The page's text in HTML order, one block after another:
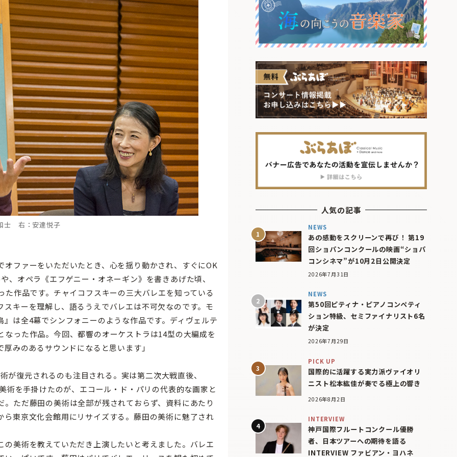
士 右：安達悦子
ファーをいただいたとき、心を揺り動かされ、すぐにOK
、オペラ《エフゲニー・オネーギン》を書きあげた頃、
作品です。チャイコフスキーの三大バレエを知っている
キーを理解し、語るうえでバレエは不可欠なのです。モ
は全4幕でシンフォニーのような作品です。ディヴェルテ
った作品。今回、都響のオーケストラは14型の大編成を
みのあるサウンドになると思います」
復元されるのも注目される。実は第二次大戦直後、
を手掛けたのが、エコール・ド・パリの代表的な画家と
ただ藤田の美術は全部が残されておらず、資料にあたり
東京文化会館用にリサイズする。藤田の美術に魅了され
美術を教えていただき上演したいと考えました。バレエ
人気の記事
NEWS
あの感動をスクリーンで再び！ 第19
回ショパンコンクールの映画“ショパ
コンシネマ”が10月2日公開決定
2026年7月31日
NEWS
第50回ピティナ・ピアノコンペティ
ション特級、セミファイナリスト6名
が決定
2026年7月29日
PICK UP
国際的に活躍する実力派ヴァイオリ
ニスト松本紘佳が奏でる極上の響き
2026年8月2日
INTERVIEW
神戸国際フルートコンクール優勝
者、日本ツアーへの期待を語る
INTERVIEW ファビアン・ヨハネ